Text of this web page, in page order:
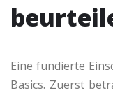
Eine fundierte
Basics. Zuerst